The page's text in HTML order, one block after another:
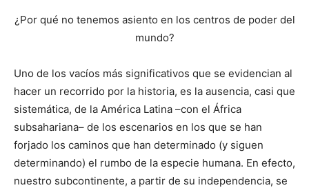
¿Por qué no tenemos asiento en los centros de poder del
mundo?
Uno de los vacíos más significativos que se evidencian al
hacer un recorrido por la historia, es la ausencia, casi que
sistemática, de la América Latina –con el África
subsahariana– de los escenarios en los que se han
forjado los caminos que han determinado (y siguen
determinando) el rumbo de la especie humana. En efecto,
nuestro subcontinente, a partir de su independencia, se